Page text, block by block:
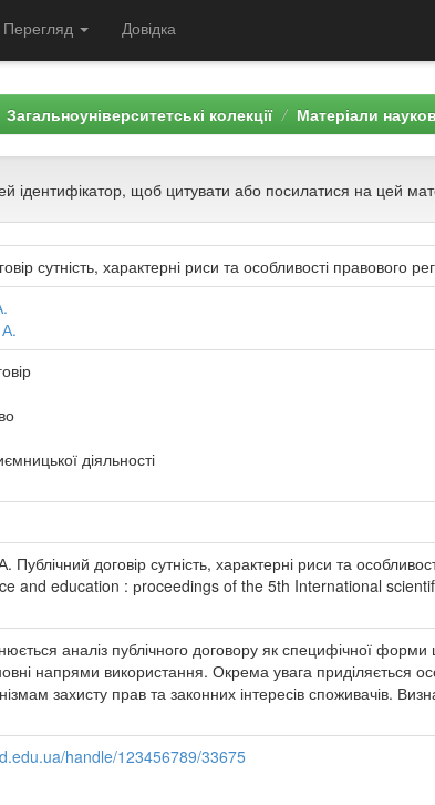
Перегляд Довідка
Загальноуніверситетські колекції Матеріали
ідентифікатор, щоб цитувати або посилатися на цей
сутність, характерні риси та особливості правового
діяльності
Публічний договір сутність, характерні риси та
and education : рroceedings of the 5th International
аналіз публічного договору як специфічної
напрями використання. Окрема увага приділяється
захисту прав та законних інтересів споживачів.
handle/123456789/33675